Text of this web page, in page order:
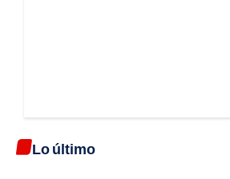
Lo último